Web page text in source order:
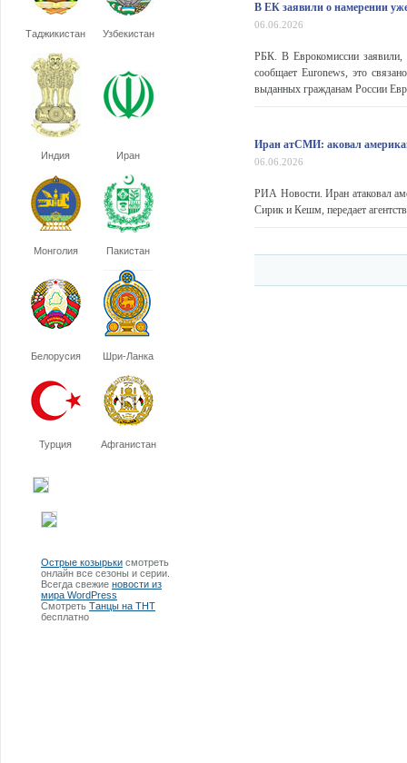
Таджикистан Узбекистан
Индия Иран
Монголия Пакистан
Белорусия Шри-Ланка
Турция Афганистан
Острые козырьки смотреть
онлайн все сезоны и серии.
Всегда свежие новости из
мира WordPress
Смотреть Танцы на ТНТ
бесплатно
В ЕК заявили о намерении
06.06.2026
РБК. В Еврокомиссии заявили,
сообщает Euronews, это
выданных гражданам России
Иран атСМИ: аковал
06.06.2026
РИА Новости. Иран атаковал
Сирик и Кешм, передает